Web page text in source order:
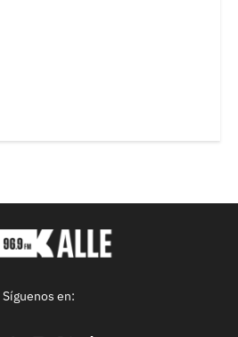
Síguenos en: